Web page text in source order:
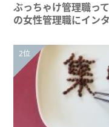
ぶっちゃけ管理職っ
の女性管理職にイン